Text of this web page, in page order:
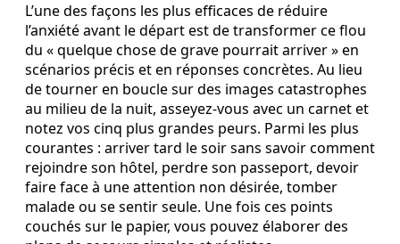
L’une des façons les plus efficaces de réduire
l’anxiété avant le départ est de transformer ce flou
du « quelque chose de grave pourrait arriver » en
scénarios précis et en réponses concrètes. Au lieu
de tourner en boucle sur des images catastrophes
au milieu de la nuit, asseyez-vous avec un carnet et
notez vos cinq plus grandes peurs. Parmi les plus
courantes : arriver tard le soir sans savoir comment
rejoindre son hôtel, perdre son passeport, devoir
faire face à une attention non désirée, tomber
malade ou se sentir seule. Une fois ces points
couchés sur le papier, vous pouvez élaborer des